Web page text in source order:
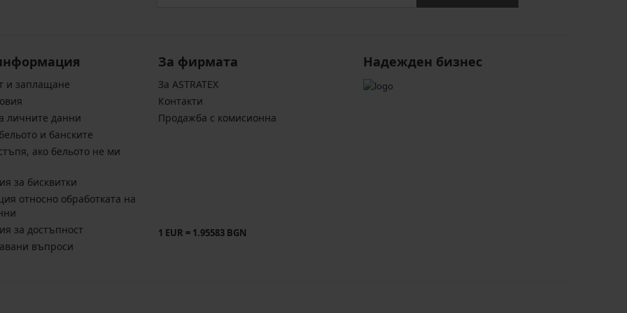
и заплащане
личните данни
и банските
ако бельото не ми
за бисквитки
относно обработката на
за достъпност
въпроси
За фирмата
За ASTRATEX
Контакти
Продажба с комисионна
1 EUR = 1.95583 BGN
Надежден бизнес